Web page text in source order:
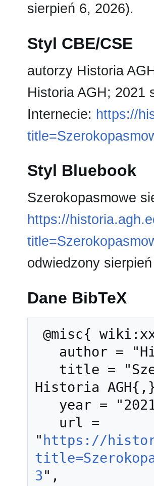
sierpień 6, 2026).
Styl CBE/CSE
autorzy Historia
Historia AGH; 2021
Internecie: https://
Styl Bluebook
Szerokopasmowe
https://
odwiedzony
Dane BibTeX
Historia
" https://
3",